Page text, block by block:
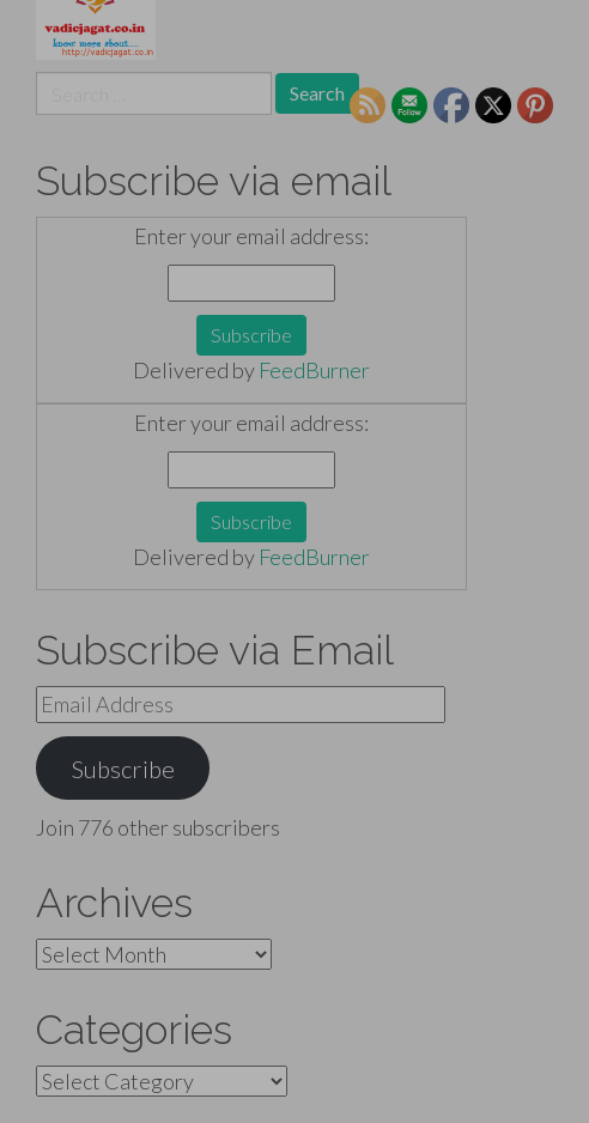
for:
Subscribe via email
Enter your email address:
Delivered by FeedBurner
Enter your email address:
Delivered by FeedBurner
Subscribe via Email
Email
Address
Subscribe
Join 776 other subscribers
Archives
Archives
Categories
Categories